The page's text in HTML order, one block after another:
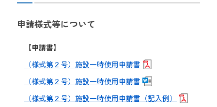
申請様式等について
【申請書】
（様式第２号）施設一時使用申請書
（様式第２号）施設一時使用申請書
（様式第２号）施設一時使用申請書（記入例）